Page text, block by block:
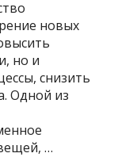
новых
но и
снизить
Одной из
…